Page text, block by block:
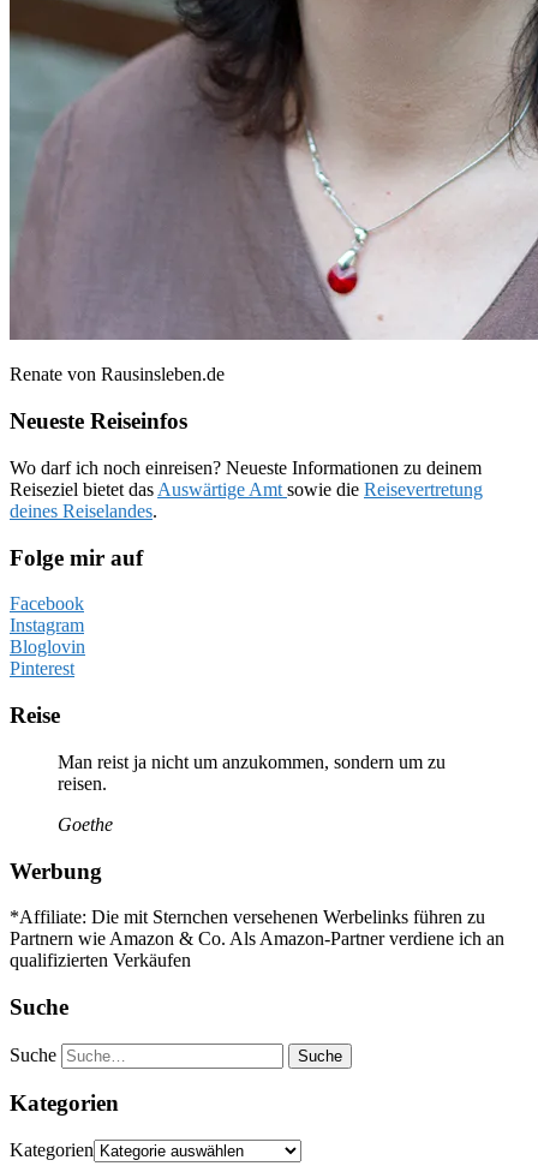
Renate von Rausinsleben.de
Neueste Reiseinfos
Wo darf ich noch einreisen? Neueste Informationen zu deinem
Reiseziel bietet das Auswärtige Amt sowie die Reisevertretung
deines Reiselandes.
Folge mir auf
Facebook
Instagram
Bloglovin
Pinterest
Reise
Man reist ja nicht um anzukommen, sondern um zu
reisen.
Goethe
Werbung
*Affiliate: Die mit Sternchen versehenen Werbelinks führen zu
Partnern wie Amazon & Co. Als Amazon-Partner verdiene ich an
qualifizierten Verkäufen
Suche
Suche
Kategorien
Kategorien